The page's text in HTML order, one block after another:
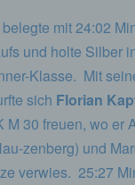
belegte mit 24:02
und holte Silber
Klasse. Mit
sich Florian
M 30 freuen, wo er
zenberg) und
verwies. 25:27
45
/